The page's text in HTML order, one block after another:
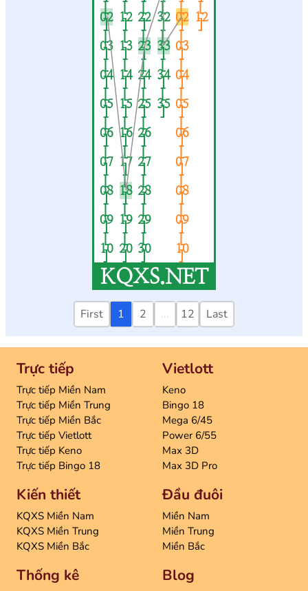
[
02
]
[
12
]
[
22
]
[
32
]
[
02
]
[
12
]
[
03
]
[
13
]
[
23
]
[
33
]
[
03
]
[
04
]
[
14
]
[
24
]
[
34
]
[
04
]
[
05
]
[
15
]
[
25
]
[
35
]
[
05
]
[
06
]
[
16
]
[
26
]
[
06
]
[
07
]
[
17
]
[
27
]
[
07
]
[
08
]
[
18
]
[
28
]
[
08
]
[
09
]
[
19
]
[
29
]
[
09
]
[
10
]
[
20
]
[
30
]
[
10
]
KQXS.NET
First 1 2 ... 12 Last
Trực tiếp
Trực tiếp Miền Nam
Trực tiếp Miền Trung
Trực tiếp Miền Bắc
Trực tiếp Vietlott
Trực tiếp Keno
Trực tiếp Bingo 18
Vietlott
Keno
Bingo 18
Mega 6/45
Power 6/55
Max 3D
Max 3D Pro
Kiến thiết
KQXS Miền Nam
KQXS Miền Trung
KQXS Miền Bắc
Đầu đuôi
Miền Nam
Miền Trung
Miền Bắc
Thống kê Blog